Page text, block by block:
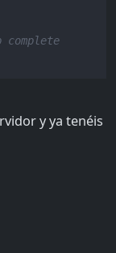
complete
y ya tenéis